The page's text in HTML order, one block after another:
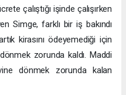
çalıştığı işinde çalışırken
Simge, farklı bir iş bakındı
kirasını ödeyemediği için
zorunda kaldı. Maddi
dönmek zorunda kalan